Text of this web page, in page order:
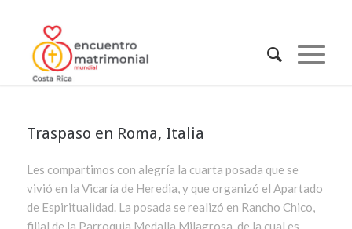
Traspaso en Roma, Italia
Les compartimos con alegría la cuarta posada que se
vivió en la Vicaría de Heredia, y que organizó el Apartado
de Espiritualidad. La posada se realizó en Rancho Chico,
filial de la Parroquia Medalla Milagrosa, de la cual es